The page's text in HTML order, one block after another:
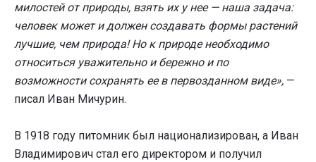
милостей от природы, взять их у нее — наша задача:
человек может и должен создавать формы растений
лучшие, чем природа! Но к природе необходимо
относиться уважительно и бережно и по
возможности сохранять ее в первозданном виде», —
писал Иван Мичурин.
В 1918 году питомник был национализирован, а Иван
Владимирович стал его директором и получил